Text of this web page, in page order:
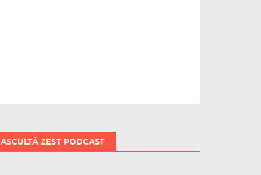
ASCULTĂ ZEST PODCAST